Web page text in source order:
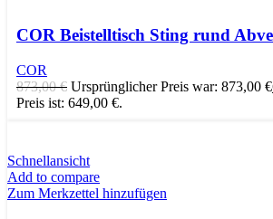
COR Beistelltisch Sting rund
COR
873,00€ Ursprünglicher Preis war: 873,00 €
Preis ist: 649,00 €.
Schnellansicht
Add to compare
Zum Merkzettel hinzufügen